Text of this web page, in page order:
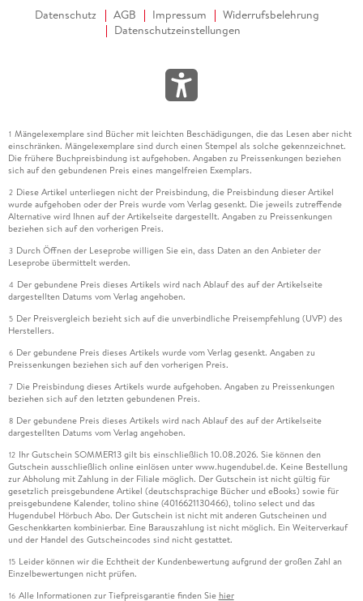
Datenschutz AGB Impressum
Widerrufsbelehrung
Datenschutzeinstellungen
1 Mängelexemplare sind Bücher mit leichten Beschädigungen, die das Lesen aber nicht
einschränken. Mängelexemplare sind durch einen Stempel als solche gekennzeichnet.
Die frühere Buchpreisbindung ist aufgehoben. Angaben zu Preissenkungen beziehen
sich auf den gebundenen Preis eines mangelfreien Exemplars.
2 Diese Artikel unterliegen nicht der Preisbindung, die Preisbindung dieser Artikel
wurde aufgehoben oder der Preis wurde vom Verlag gesenkt. Die jeweils zutreffende
Alternative wird Ihnen auf der Artikelseite dargestellt. Angaben zu Preissenkungen
beziehen sich auf den vorherigen Preis.
3 Durch Öffnen der Leseprobe willigen Sie ein, dass Daten an den Anbieter der
Leseprobe übermittelt werden.
4 Der gebundene Preis dieses Artikels wird nach Ablauf des auf der Artikelseite
dargestellten Datums vom Verlag angehoben.
5 Der Preisvergleich bezieht sich auf die unverbindliche Preisempfehlung (UVP) des
Herstellers.
6 Der gebundene Preis dieses Artikels wurde vom Verlag gesenkt. Angaben zu
Preissenkungen beziehen sich auf den vorherigen Preis.
7 Die Preisbindung dieses Artikels wurde aufgehoben. Angaben zu Preissenkungen
beziehen sich auf den letzten gebundenen Preis.
8 Der gebundene Preis dieses Artikels wird nach Ablauf des auf der Artikelseite
dargestellten Datums vom Verlag angehoben.
12 Ihr Gutschein SOMMER13 gilt bis einschließlich 10.08.2026. Sie können den
Gutschein ausschließlich online einlösen unter www.hugendubel.de. Keine Bestellung
zur Abholung mit Zahlung in der Filiale möglich. Der Gutschein ist nicht gültig für
gesetzlich preisgebundene Artikel (deutschsprachige Bücher und eBooks) sowie für
preisgebundene Kalender, tolino shine (4016621130466), tolino select und das
Hugendubel Hörbuch Abo. Der Gutschein ist nicht mit anderen Gutscheinen und
Geschenkkarten kombinierbar. Eine Barauszahlung ist nicht möglich. Ein Weiterverkauf
und der Handel des Gutscheincodes sind nicht gestattet.
15 Leider können wir die Echtheit der Kundenbewertung aufgrund der großen Zahl an
Einzelbewertungen nicht prüfen.
16 Alle Informationen zur Tiefpreisgarantie finden Sie hier